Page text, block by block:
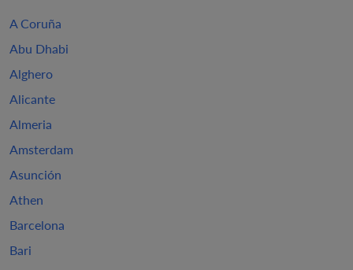
A Coruña
Abu Dhabi
Alghero
Alicante
Almeria
Amsterdam
Asunción
Athen
Barcelona
Bari